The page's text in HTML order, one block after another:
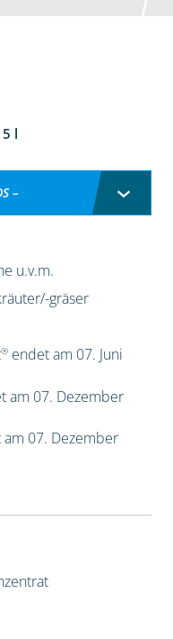
l
–
u.v.m.
gräser
®endet am 07. Juni
am 07. Dezember
07. Dezember